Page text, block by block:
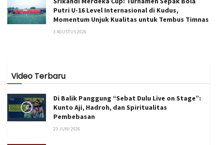
Putri U-16 Level Internasional di Kudus,
Momentum Unjuk Kualitas untuk Tembus Timnas
3 AGUSTUS 2026
Video Terbaru
Di Balik Panggung “Sebat Dulu Live on Stage”:
Kunto Aji, Hadroh, dan Spiritualitas
Pembebasan
23 JUNI 2026